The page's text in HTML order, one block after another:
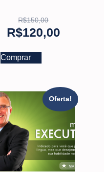
R$150,00
R$120,00
Comprar
Oferta!